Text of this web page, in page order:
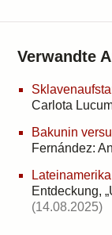
Verwandte
Carlota
Bakunin
Fernández:
Entdeckung,
(14.08.2025)